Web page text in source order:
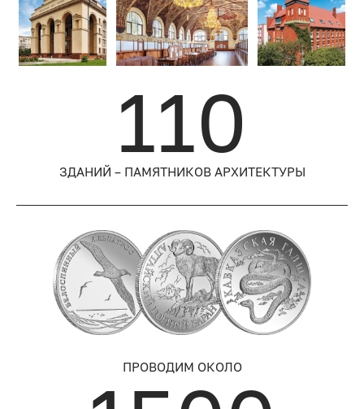
110
ЗДАНИЙ – ПАМЯТНИКОВ АРХИТЕКТУРЫ
ПРОВОДИМ ОКОЛО